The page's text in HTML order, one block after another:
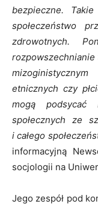
bezpieczne.
społeczeństwo
zdrowotnych.
etnicznych czy
mogą podsycać
społecznych ze
i całego
informacyjną
socjologii na
Jego zespół pod